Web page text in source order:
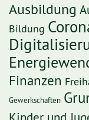
Ausbildung
Bildung
Finanzen
Gewerkschaften